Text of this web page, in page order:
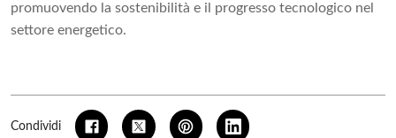
promuovendo la sostenibilità e il progresso tecnologico nel
settore energetico.
Condividi